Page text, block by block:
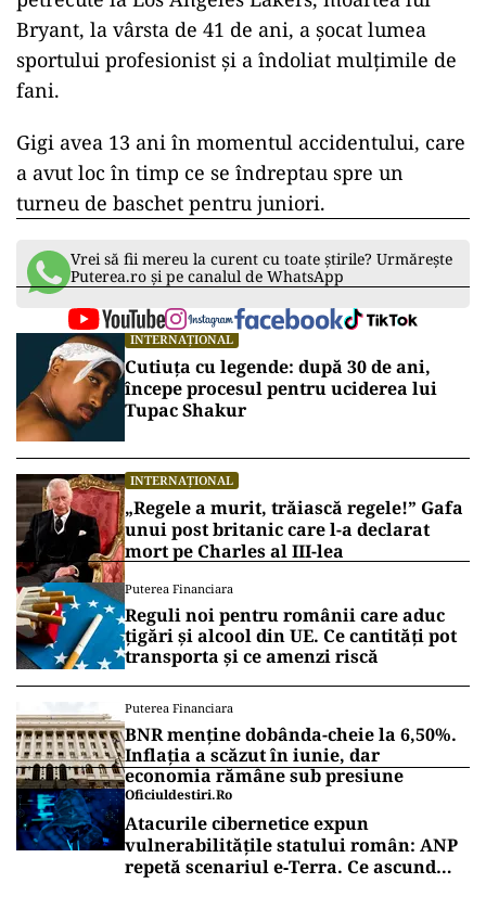
Bryant, la vârsta de 41 de ani, a șocat lumea
sportului profesionist și a îndoliat mulțimile de
fani.
Gigi avea 13 ani în momentul accidentului, care
a avut loc în timp ce se îndreptau spre un
turneu de baschet pentru juniori.
Vrei să fii mereu la curent cu toate știrile? Urmărește
Puterea.ro și pe canalul de WhatsApp
INTERNAȚIONAL
Cutiuța cu legende: după 30 de ani,
începe procesul pentru uciderea lui
Tupac Shakur
INTERNAȚIONAL
„Regele a murit, trăiască regele!” Gafa
unui post britanic care l-a declarat
mort pe Charles al III-lea
Puterea Financiara
Reguli noi pentru românii care aduc
țigări și alcool din UE. Ce cantități pot
transporta și ce amenzi riscă
Puterea Financiara
BNR menține dobânda-cheie la 6,50%.
Inflația a scăzut în iunie, dar
economia rămâne sub presiune
Oficiuldestiri.ro
Atacurile cibernetice expun
vulnerabilitățile statului român: ANP
repetă scenariul e‑Terra. Ce ascund